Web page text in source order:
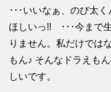
･･･いいなぁ、のび太
ほしいっ!! ･･･今まで
りません。私だけでは
もん♪ そんなドラえも
しいです。